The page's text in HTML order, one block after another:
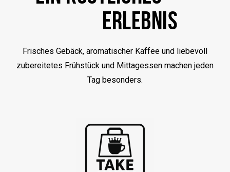
ERLEBNIS
Frisches Gebäck, aromatischer Kaffee und liebevoll
zubereitetes Frühstück und Mittagessen machen jeden
Tag besonders.